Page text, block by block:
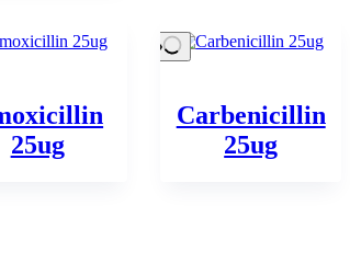
25ug
Carbenicillin
25ug